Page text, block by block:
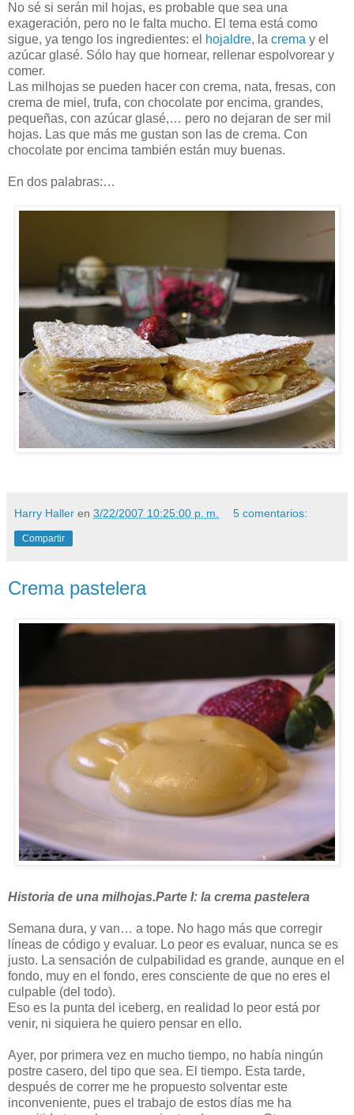
No sé si serán mil hojas, es probable que sea una
exageración, pero no le falta mucho. El tema está como
sigue, ya tengo los ingredientes: el hojaldre, la crema y el
azúcar glasé. Sólo hay que hornear, rellenar espolvorear y
comer.
Las milhojas se pueden hacer con crema, nata, fresas, con
crema de miel, trufa, con chocolate por encima, grandes,
pequeñas, con azúcar glasé,… pero no dejaran de ser mil
hojas. Las que más me gustan son las de crema. Con
chocolate por encima también están muy buenas.
En dos palabras:…
Harry Haller en 3/22/2007 10:25:00 p. m. 5 comentarios:
Compartir
Crema pastelera
Historia de una milhojas.Parte I: la crema pastelera
Semana dura, y van… a tope. No hago más que corregir
líneas de código y evaluar. Lo peor es evaluar, nunca se es
justo. La sensación de culpabilidad es grande, aunque en el
fondo, muy en el fondo, eres consciente de que no eres el
culpable (del todo).
Eso es la punta del iceberg, en realidad lo peor está por
venir, ni siquiera he quiero pensar en ello.
Ayer, por primera vez en mucho tiempo, no había ningún
postre casero, del tipo que sea. El tiempo. Esta tarde,
después de correr me he propuesto solventar este
inconveniente, pues el trabajo de estos días me ha